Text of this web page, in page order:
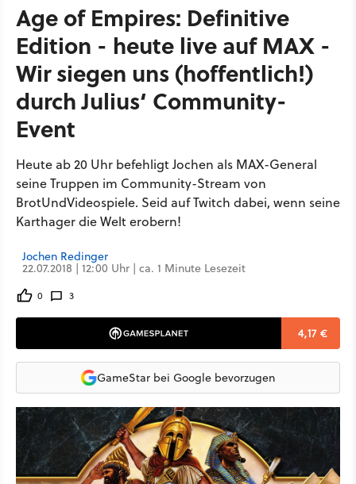
Age of Empires: Definitive
Edition - heute live auf MAX -
Wir siegen uns (hoffentlich!)
durch Julius‘ Community-
Event
Heute ab 20 Uhr befehligt Jochen als MAX-General
seine Truppen im Community-Stream von
BrotUndVideospiele. Seid auf Twitch dabei, wenn seine
Karthager die Welt erobern!
Jochen Redinger
22.07.2018 | 12:00 Uhr | ca. 1 Minute Lesezeit
0 3
4,17 €
GameStar bei Google bevorzugen